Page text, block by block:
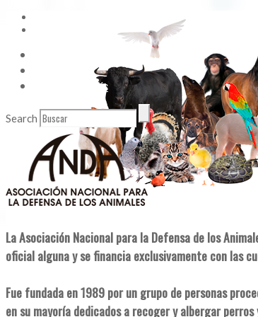
Enlaces de Interés
Search
La Asociación Nacional para la Defensa de los
oficial alguna y se financia exclusivamente con las
Fue fundada en 1989 por un grupo de personas
en su mayoría dedicados a recoger y albergar perros